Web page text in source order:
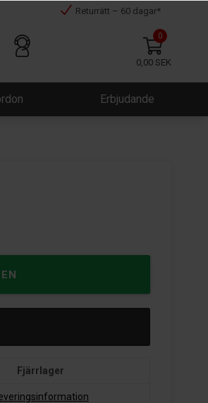
Returrätt – 60 dagar*
0
0,00 SEK
Erbjudande
Fjärrlager